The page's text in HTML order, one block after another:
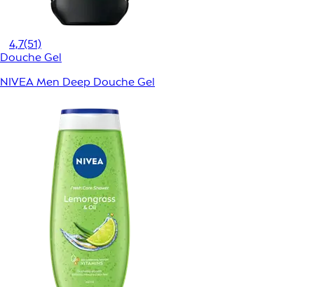
4,7(51)
Douche Gel
NIVEA Men Deep Douche Gel